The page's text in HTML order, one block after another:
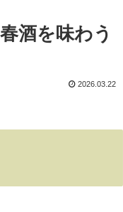
酒を味わう
2026.03.22